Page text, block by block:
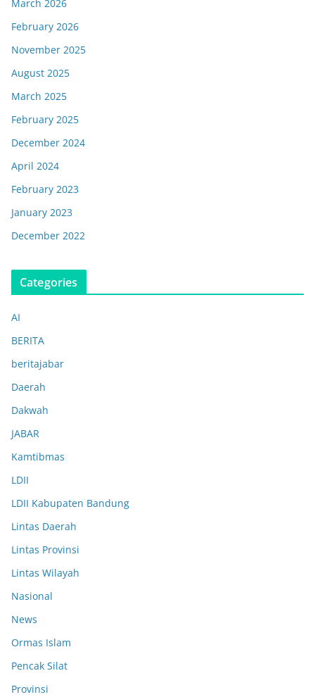
March 2026
February 2026
November 2025
August 2025
March 2025
February 2025
December 2024
April 2024
February 2023
January 2023
December 2022
Categories
AI
BERITA
beritajabar
Daerah
Dakwah
JABAR
Kamtibmas
LDII
LDII Kabupaten Bandung
Lintas Daerah
Lintas Provinsi
Lintas Wilayah
Nasional
News
Ormas Islam
Pencak Silat
Provinsi